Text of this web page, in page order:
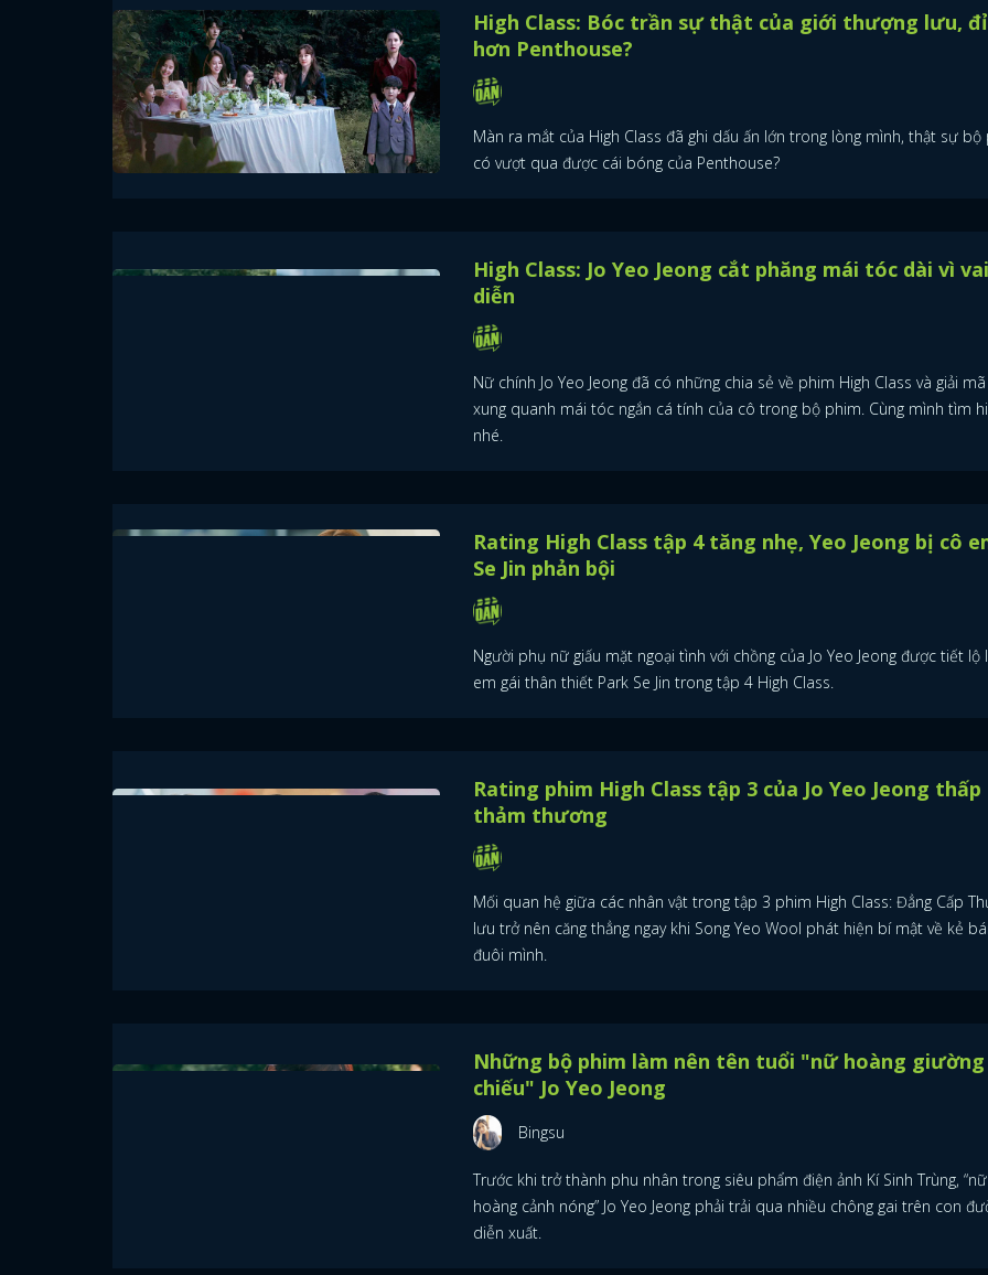
High Class: Bóc trần sự thật của giới thượng lưu,
hơn Penthouse?
Màn ra mắt của High Class đã ghi dấu ấn lớn trong lòng mình, thật sự bộ
có vượt qua được cái bóng của Penthouse?
High Class: Jo Yeo Jeong cắt phăng mái tóc dài vì vai
diễn
Nữ chính Jo Yeo Jeong đã có những chia sẻ về phim High Class và giải
xung quanh mái tóc ngắn cá tính của cô trong bộ phim. Cùng mình tìm
nhé.
Rating High Class tập 4 tăng nhẹ, Yeo Jeong bị cô
Se Jin phản bội
Người phụ nữ giấu mặt ngoại tình với chồng của Jo Yeo Jeong được tiết lộ
em gái thân thiết Park Se Jin trong tập 4 High Class.
Rating phim High Class tập 3 của Jo Yeo Jeong thấp
thảm thương
Mối quan hệ giữa các nhân vật trong tập 3 phim High Class: Đẳng Cấp
lưu trở nên căng thẳng ngay khi Song Yeo Wool phát hiện bí mật về kẻ
đuôi mình.
Những bộ phim làm nên tên tuổi "nữ hoàng giường
chiếu" Jo Yeo Jeong
Bingsu
Trước khi trở thành phu nhân trong siêu phẩm điện ảnh Kí Sinh Trùng, “nữ
hoàng cảnh nóng” Jo Yeo Jeong phải trải qua nhiều chông gai trên con
diễn xuất.